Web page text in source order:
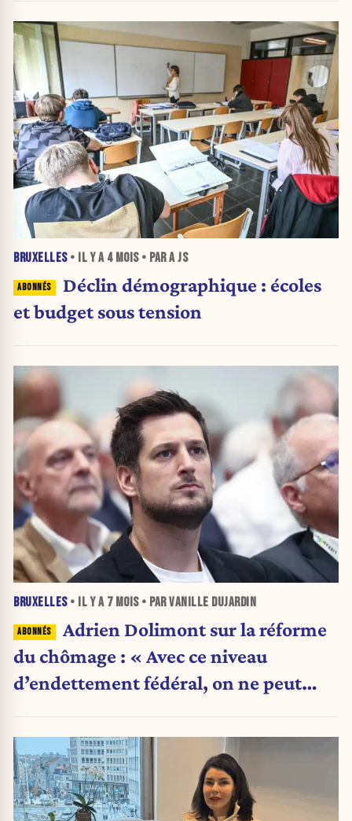
BRUXELLES• IL Y A 4 MOIS• PAR A JS
Déclin démographique : écoles
et budget sous tension
BRUXELLES• IL Y A 7 MOIS• PAR VANILLE DUJARDIN
Adrien Dolimont sur la réforme
du chômage : « Avec ce niveau
d’endettement fédéral, on ne peut